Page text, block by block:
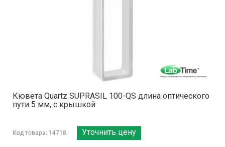
Кювета Quartz SUPRASIL 100-QS длина оптического
пути 5 мм, с крышкой
Код товара: 14718 Уточнить цену